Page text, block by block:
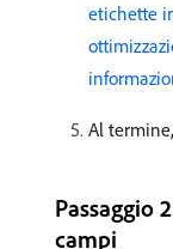
etichette
Al
Passaggio
campi